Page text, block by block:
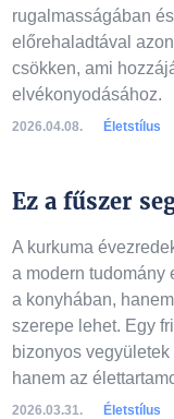
rugalmasságában
előrehaladtával
csökken, ami
elvékonyodásához.
2026.04.08. Életstílus
Ez a fűszer
A kurkuma
a modern tudomány
a konyhában,
szerepe lehet. Egy
bizonyos
hanem az
2026.03.31. Életstílus